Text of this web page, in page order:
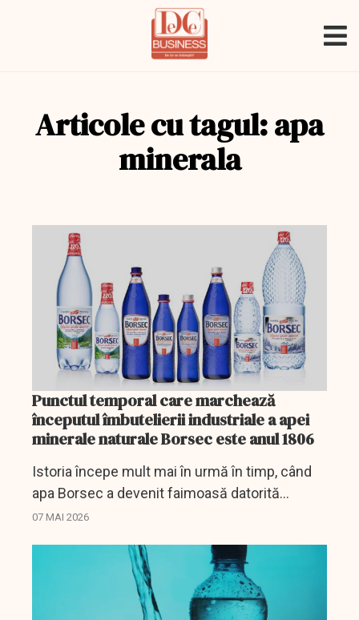
Articole cu tagul: apa
minerala
Punctul temporal care marchează
începutul îmbutelierii industriale a apei
minerale naturale Borsec este anul 1806
Istoria începe mult mai în urmă în timp, când
apa Borsec a devenit faimoasă datorită
proprietăţilor sale curative.
07 MAI 2026